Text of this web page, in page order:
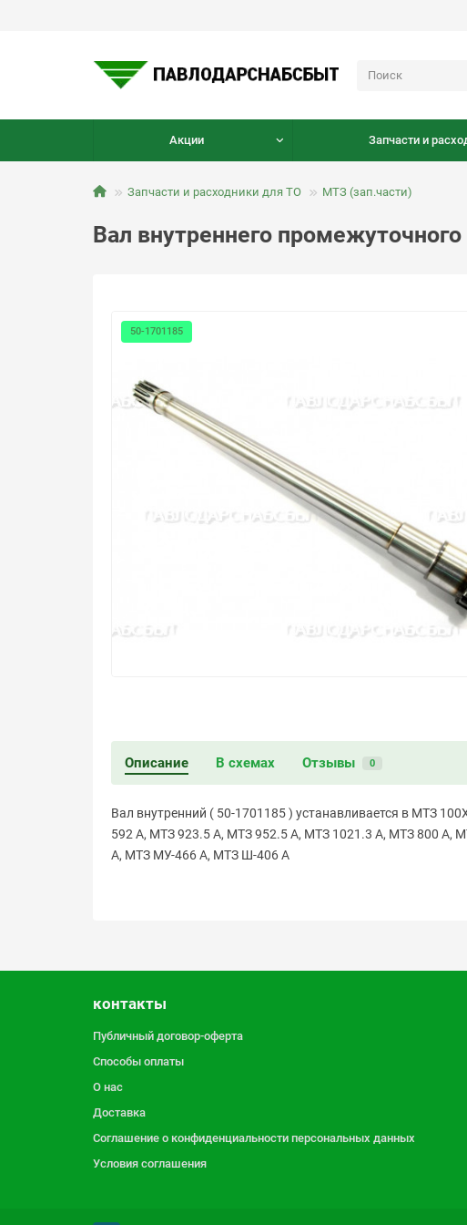
Акции Запчасти и
Запчасти и расходники для ТО МТЗ (зап.части)
Вал внутреннего
50-1701185
Описание В схемах Отзывы 0
Вал внутренний ( 50-1701185 ) устанавливается в МТЗ
592 А, МТЗ 923.5 А, МТЗ 952.5 А, МТЗ 1021.3 А, МТЗ 800 А,
А, МТЗ МУ-466 А, МТЗ Ш-406 А
контакты
Публичный договор-оферта
Способы оплаты
О нас
Доставка
Соглашение о конфиденциальности персональных данных
Условия соглашения